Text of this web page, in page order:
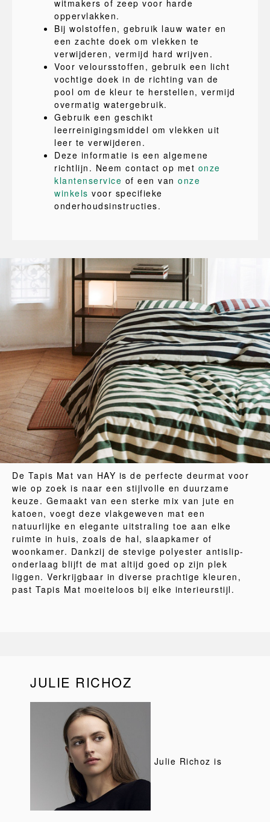
witmakers of zeep voor harde
oppervlakken.
Bij wolstoffen, gebruik lauw water en
een zachte doek om vlekken te
verwijderen, vermijd hard wrijven.
Voor veloursstoffen, gebruik een licht
vochtige doek in de richting van de
pool om de kleur te herstellen, vermijd
overmatig watergebruik.
Gebruik een geschikt
leerreinigingsmiddel om vlekken uit
leer te verwijderen.
Deze informatie is een algemene
richtlijn. Neem contact op met onze
klantenservice of een van onze
winkels voor specifieke
onderhoudsinstructies.
De Tapis Mat van HAY is de perfecte deurmat voor
wie op zoek is naar een stijlvolle en duurzame
keuze. Gemaakt van een sterke mix van jute en
katoen, voegt deze vlakgeweven mat een
natuurlijke en elegante uitstraling toe aan elke
ruimte in huis, zoals de hal, slaapkamer of
woonkamer. Dankzij de stevige polyester antislip-
onderlaag blijft de mat altijd goed op zijn plek
liggen. Verkrijgbaar in diverse prachtige kleuren,
past Tapis Mat moeiteloos bij elke interieurstijl.
JULIE RICHOZ
Julie Richoz is